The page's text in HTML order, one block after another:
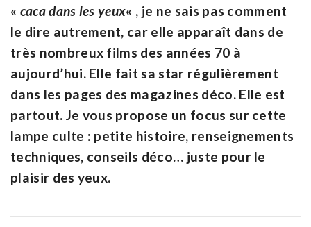
« caca dans les yeux« , je ne sais pas comment
le dire autrement, car elle apparaît dans de
très nombreux films des années 70 à
aujourd’hui. Elle fait sa star régulièrement
dans les pages des magazines déco. Elle est
partout. Je vous propose un focus sur cette
lampe culte : petite histoire, renseignements
techniques, conseils déco… juste pour le
plaisir des yeux.